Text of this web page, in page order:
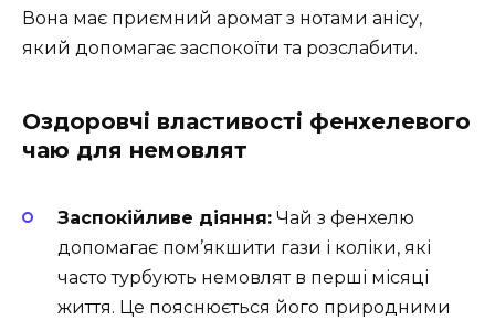
Вона має приємний аромат з нотами анісу,
який допомагає заспокоїти та розслабити.
Оздоровчі властивості фенхелевого
чаю для немовлят
Заспокійливе діяння: Чай з фенхелю
допомагає пом’якшити гази і коліки, які
часто турбують немовлят в перші місяці
життя. Це пояснюється його природними